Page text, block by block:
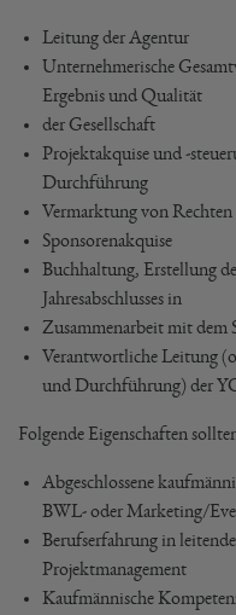
Leitung der Agentur
Unternehmerische
Ergebnis und Qualität
der Gesellschaft
Projektakquise und -
Durchführung
Vermarktung von Rechten
Sponsorenakquise
Buchhaltung, Erstellung
Jahresabschlusses in
Zusammenarbeit mit dem
Verantwortliche Leitung
und Durchführung) der
Folgende Eigenschaften
Abgeschlossene
BWL- oder Marketing/
Berufserfahrung in
Projektmanagement
Kaufmännische